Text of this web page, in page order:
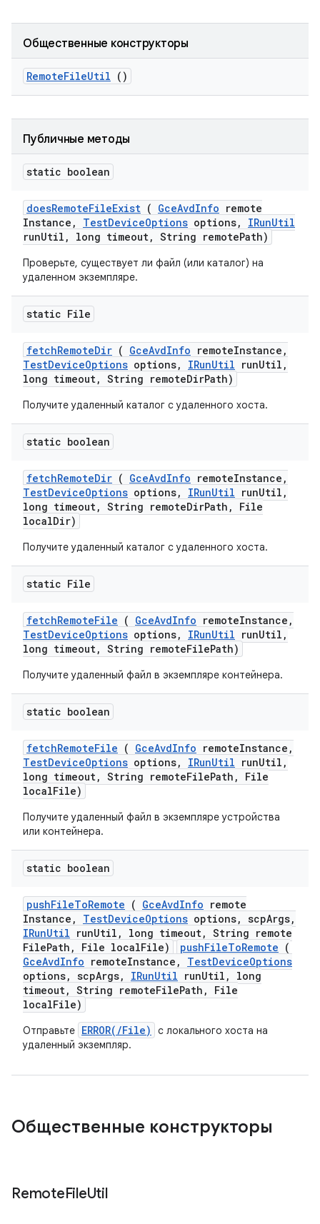
Общественные конструкторы
RemoteFileUtil ()
Публичные методы
static boolean
doesRemoteFileExist ( GceAvdInfo remote
Instance , TestDeviceOptions options, IRunUtil
runUtil , long timeout, String remotePath)
Проверьте, существует ли файл (или каталог) на
удаленном экземпляре.
static File
fetchRemoteDir ( GceAvdInfo remoteInstance ,
TestDeviceOptions options, IRunUtil runUtil ,
long timeout, String remoteDirPath)
Получите удаленный каталог с удаленного хоста.
static boolean
fetchRemoteDir ( GceAvdInfo remoteInstance ,
TestDeviceOptions options, IRunUtil runUtil ,
long timeout, String remoteDirPath ,
File
localDir)
Получите удаленный каталог с удаленного хоста.
static File
fetchRemoteFile ( GceAvdInfo remoteInstance ,
TestDeviceOptions options, IRunUtil runUtil ,
long timeout, String remoteFilePath)
Получите удаленный файл в экземпляре контейнера.
static boolean
fetchRemoteFile ( GceAvdInfo remoteInstance ,
TestDeviceOptions options, IRunUtil runUtil ,
long timeout, String remoteFilePath ,
File
localFile)
Получите удаленный файл в экземпляре устройства
или контейнера.
static boolean
pushFileToRemote ( GceAvdInfo remote
Instance , TestDeviceOptions options, scpArgs,
IRunUtil runUtil , long timeout, String remote
FilePath , File localFile) pushFileToRemote (
GceAvdInfo remoteInstance, TestDeviceOptions
options, scpArgs, IRunUtil runUtil, long
timeout, String remoteFilePath, File
localFile)
Отправьте ERROR(/File)
с локального хоста на
удаленный экземпляр.
Общественные конструкторы
RemoteFileUtil